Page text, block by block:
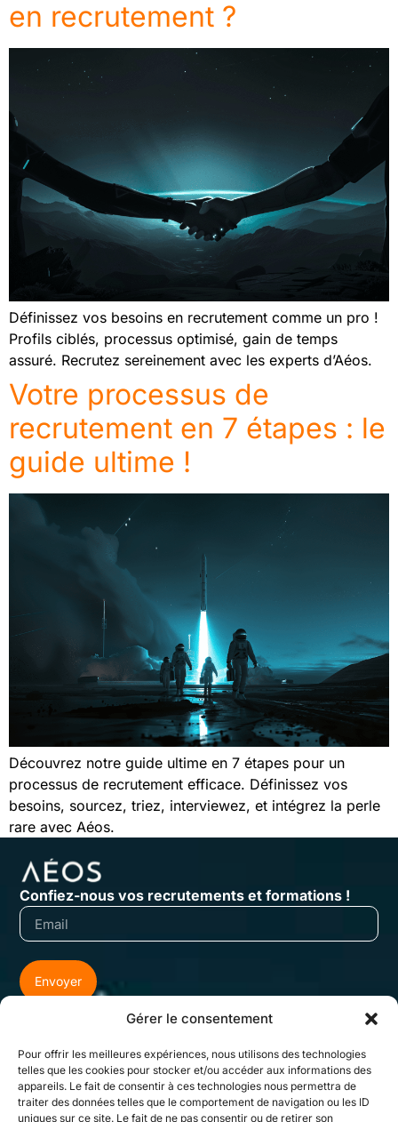
Gérer le consentement
Pour offrir les meilleures expériences, nous utilisons des technologies
telles que les cookies pour stocker et/ou accéder aux informations des
appareils. Le fait de consentir à ces technologies nous permettra de
traiter des données telles que le comportement de navigation ou les ID
uniques sur ce site. Le fait de ne pas consentir ou de retirer son
en recrutement ?
Définissez vos besoins en recrutement comme un pro !
Profils ciblés, processus optimisé, gain de temps
assuré. Recrutez sereinement avec les experts d’Aéos.
Votre processus de
recrutement en 7 étapes : le
guide ultime !
Découvrez notre guide ultime en 7 étapes pour un
processus de recrutement efficace. Définissez vos
besoins, sourcez, triez, interviewez, et intégrez la perle
rare avec Aéos.
Confiez-nous vos recrutements et formations !
Envoyer